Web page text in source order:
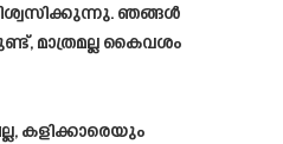
ഞങ്ങൾ
മാത്രമല്ല കൈവശം
കളിക്കാരെയും